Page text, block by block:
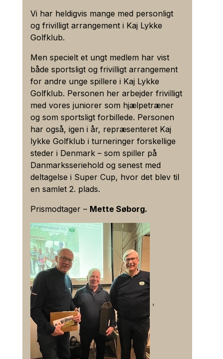
Klubbens øverste myndighed er
generalforsamlingen.
Ordinær generalforsamling afholdes i
Esbjerg Kommune hvert år inden udgangen
af februar måned.
Indkaldelse skal ske ved annoncering i
Bramming og Esbjerg Ugeavis samt ved
opslag i klubhuset.
Generalforsamlingen ledes af en af
forsamlingen uden for bestyrelsen valgt
dirigent. Stemmeberettiget er kun aktive
medlemmer, som ifølge dansk lov er
Der kan ikke stemmes ved fuldmagt.
Beslutninger træffes ved almindelig
stemmeflerhed, hvor disse vedtægter ikke
foreskriver andet.
På ethvert stemmeberettiget medlems
forlangende skal der afholdes skriftlig
afstemning.
Ved valg af bestyrelsesmedlemmer og
revisor, skal der i tilfælde af kampvalg
anvendes skriftlig afstemning og følgende
afstemningsmetode: Der stemmes om
Mandagsklubben
Oldboys Klubben
Oldmax
Team Andrup
Torsdagsherrer
Torsdaskerne
denne samarbejdsaftale.
· Der kan, som udgangspunkt, kun
klubberne imellem.
· Der kan maks. spilles 15 runder pr. medlem
pr. bane.
Vi har heldigvis mange med personligt
og frivilligt arrangement i Kaj Lykke
Golfklub.
Men specielt et ungt medlem har vist
både sportsligt og frivilligt arrangement
for andre unge spillere i Kaj Lykke
Golfklub. Personen her arbejder frivilligt
med vores juniorer som hjælpetræner
og som sportsligt forbillede. Personen
har også, igen i år, repræsenteret Kaj
lykke Golfklub i turneringer forskellige
steder i Denmark – som spiller på
Danmarksseriehold og senest med
deltagelse i Super Cup, hvor det blev til
en samlet 2. plads.
Prismodtager – Mette Søborg.
,